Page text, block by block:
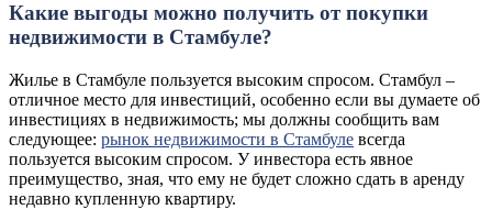
Какие выгоды можно получить от покупки
недвижимости в Стамбуле?
Жилье в Стамбуле пользуется высоким спросом. Стамбул –
отличное место для инвестиций, особенно если вы думаете об
инвестициях в недвижимость; мы должны сообщить вам
следующее: рынок недвижимости в Стамбуле всегда
пользуется высоким спросом. У инвестора есть явное
преимущество, зная, что ему не будет сложно сдать в аренду
недавно купленную квартиру.